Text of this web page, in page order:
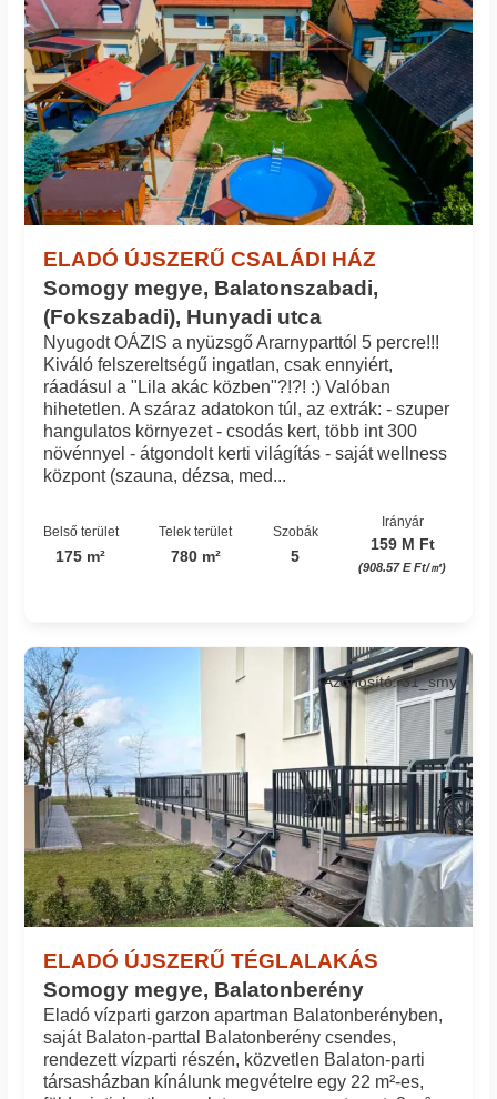
ELADÓ ÚJSZERŰ CSALÁDI HÁZ
Somogy megye, Balatonszabadi,
(Fokszabadi), Hunyadi utca
Nyugodt OÁZIS a nyüzsgő Ararnyparttól 5 percre!!!
Kiváló felszereltségű ingatlan, csak ennyiért,
ráadásul a "Lila akác közben"?!?! :) Valóban
hihetetlen. A száraz adatokon túl, az extrák: - szuper
hangulatos környezet - csodás kert, több int 300
növénnyel - átgondolt kerti világítás - saját wellness
központ (szauna, dézsa, med...
Belső terület
175 m²
Telek terület
780 m²
Szobák
5
Irányár
159 M Ft
(908.57 E Ft/㎡)
ELADÓ ÚJSZERŰ TÉGLALAKÁS
Somogy megye, Balatonberény
Azonosító: 31_smy
Eladó vízparti garzon apartman Balatonberényben,
saját Balaton-parttal Balatonberény csendes,
rendezett vízparti részén, közvetlen Balaton-parti
társasházban kínálunk megvételre egy 22 m²-es,